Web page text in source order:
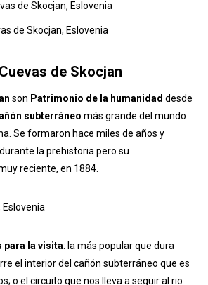
de Skocjan
son Patrimonio de la humanidad desde
subterráneo más grande del mundo
Se formaron hace miles de años y
la prehistoria pero su
reciente, en 1884.
para la visita: la más popular que dura
el interior del cañón subterráneo que es
o el circuito que nos lleva a seguir al rio